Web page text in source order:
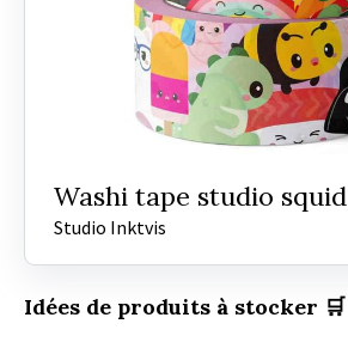
Washi tape studio squid
Studio Inktvis
Idées de produits à stocker 🛒